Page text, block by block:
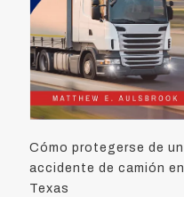
Cómo protegerse de un
accidente de camión en
Texas